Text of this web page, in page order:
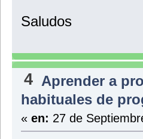
System.out.println("Usa " +
}
/*Metodo para declarar un
private boolean
boolean
Saludos
4 Aprender a
habituales de
« en: 27 de